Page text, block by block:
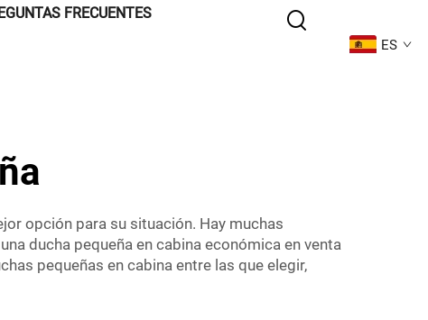
FRECUENTES
ES
opción para su situación. Hay muchas
ducha pequeña en cabina económica en venta
pequeñas en cabina entre las que elegir,